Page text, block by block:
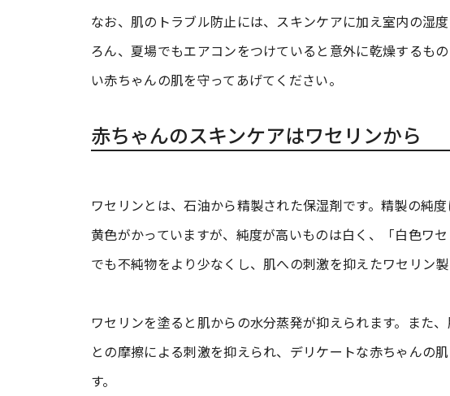
なお、肌のトラブル防止には、スキンケアに加え室内の湿
ろん、夏場でもエアコンをつけていると意外に乾燥するも
い赤ちゃんの肌を守ってあげてください。
赤ちゃんのスキンケアはワセリンから
ワセリンとは、石油から精製された保湿剤です。精製の純
黄色がかっていますが、純度が高いものは白く、「白色ワ
でも不純物をより少なくし、肌への刺激を抑えたワセリン製
ワセリンを塗ると肌からの水分蒸発が抑えられます。また
との摩擦による刺激を抑えられ、デリケートな赤ちゃんの
す。